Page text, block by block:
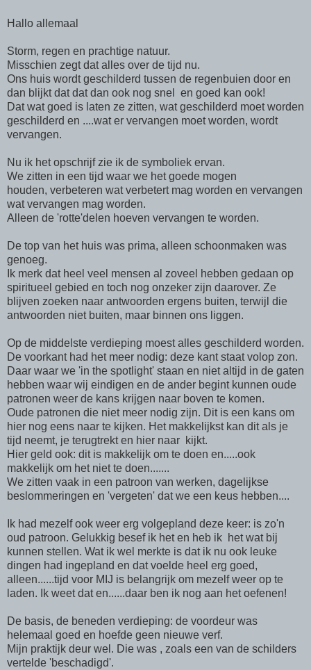
Hallo allemaal
Storm, regen en prachtige natuur.
Misschien zegt dat alles over de tijd nu.
Ons huis wordt geschilderd tussen de regenbuien door en
dan blijkt dat dat dan ook nog snel en goed kan ook!
Dat wat goed is laten ze zitten, wat geschilderd moet worden
geschilderd en ....wat er vervangen moet worden, wordt
vervangen.
Nu ik het opschrijf zie ik de symboliek ervan.
We zitten in een tijd waar we het goede mogen
houden, verbeteren wat verbetert mag worden en vervangen
wat vervangen mag worden.
Alleen de 'rotte'delen hoeven vervangen te worden.
De top van het huis was prima, alleen schoonmaken was
genoeg.
Ik merk dat heel veel mensen al zoveel hebben gedaan op
spiritueel gebied en toch nog onzeker zijn daarover. Ze
blijven zoeken naar antwoorden ergens buiten, terwijl die
antwoorden niet buiten, maar binnen ons liggen.
Op de middelste verdieping moest alles geschilderd worden.
De voorkant had het meer nodig: deze kant staat volop zon.
Daar waar we 'in the spotlight' staan en niet altijd in de gaten
hebben waar wij eindigen en de ander begint kunnen oude
patronen weer de kans krijgen naar boven te komen.
Oude patronen die niet meer nodig zijn. Dit is een kans om
hier nog eens naar te kijken. Het makkelijkst kan dit als je
tijd neemt, je terugtrekt en hier naar kijkt.
Hier geld ook: dit is makkelijk om te doen en.....ook
makkelijk om het niet te doen.......
We zitten vaak in een patroon van werken, dagelijkse
beslommeringen en 'vergeten' dat we een keus hebben....
Ik had mezelf ook weer erg volgepland deze keer: is zo'n
oud patroon. Gelukkig besef ik het en heb ik het wat bij
kunnen stellen. Wat ik wel merkte is dat ik nu ook leuke
dingen had ingepland en dat voelde heel erg goed,
alleen......tijd voor MIJ is belangrijk om mezelf weer op te
laden. Ik weet dat en......daar ben ik nog aan het oefenen!
De basis, de beneden verdieping: de voordeur was
helemaal goed en hoefde geen nieuwe verf.
Mijn praktijk deur wel. Die was , zoals een van de schilders
vertelde 'beschadigd'.